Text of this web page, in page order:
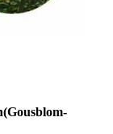
(Gousblom-